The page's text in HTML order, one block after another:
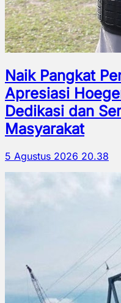
Naik Pangkat
Apresiasi
Dedikasi dan
Masyarakat
5 Agustus 2026 20.38